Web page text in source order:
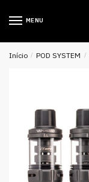
MENU
Início / POD SYSTEM /